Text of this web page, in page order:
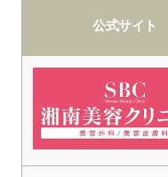
公式サイト